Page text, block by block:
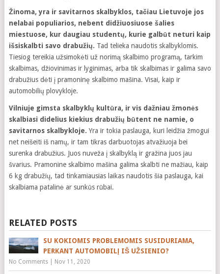
Žinoma, yra ir savitarnos skalbyklos, tačiau Lietuvoje jos
nelabai populiarios, nebent didžiuosiuose šalies
miestuose, kur daugiau studentų, kurie galbūt neturi kaip
išsiskalbti savo drabužių. Tad telieka naudotis skalbyklomis.
Tiesiog tereikia užsimokėti už norimą skalbimo programą, tarkim
skalbimas, džiovinimas ir lyginimas, arba tik skalbimas ir galima savo
drabužius dėti į pramoninę skalbimo mašina. Visai, kaip ir
automobilių plovykloje.
Vilniuje gimsta skalbyklų kultūra, ir vis dažniau žmonės
skalbiasi didelius kiekius drabužių būtent ne namie, o
savitarnos skalbykloje. Yra ir tokia paslauga, kuri leidžia žmogui
net neišeiti iš namų, ir tam tikras darbuotojas atvažiuoja bei
surenka drabužius. Juos nuveža į skalbyklą ir gražina juos jau
švarius. Pramonine skalbimo mašina galima skalbti ne mažiau, kaip
6 kg drabužių, tad tinkamiausias laikas naudotis šia paslauga, kai
skalbiama patalinė ar sunkūs rūbai.
RELATED POSTS
SU KOKIOMIS PROBLEMOMIS SUSIDURIAMA,
PERKANT AUTOMOBILĮ IŠ UŽSIENIO?
No Comments| Nov 11, 2020